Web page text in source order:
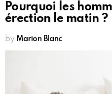
Pourquoi les
érection le matin ?
by Marion Blanc